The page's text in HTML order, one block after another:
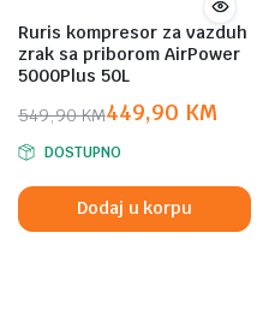
Ruris kompresor za vazduh
zrak sa priborom AirPower
5000Plus 50L
549,90KM
Original
price
was:
549,90 KM.
449,90 KM
Current
price
is:
449,90 KM.
DOSTUPNO
Dodaj u korpu